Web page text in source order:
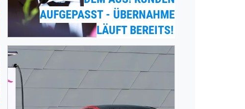
UFGEPASST - ÜBERNAHME L
ÄUFT BEREITS!